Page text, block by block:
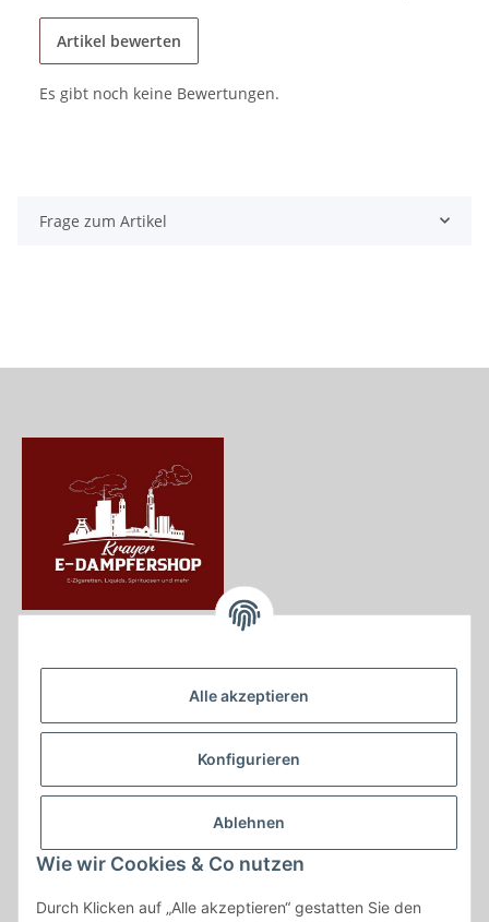
Alle akzeptieren
Konfigurieren
Ablehnen
Wie wir Cookies & Co nutzen
Durch Klicken auf „Alle akzeptieren“ gestatten Sie den
Artikel bewerten
Es gibt noch keine Bewertungen.
Frage zum Artikel
Krayerstraße 249
Tel.:0201555402
info@krayer-edampfer-shop.de
Gesetzliche Informationen
Informationen
Vertrag widerrufen